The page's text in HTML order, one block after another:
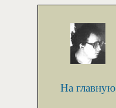
На главную